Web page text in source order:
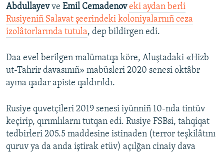
Abdullayevve Emil Cemadenov eki aydan berli
Rusiyeniñ Salavat şeerindeki koloniyalarnıñ ceza
izolâtorlarında tutula, dep bildirgen edi.
Daa evel berilgen malümatqa köre, Aluştadaki «Hizb
ut-Tahrir davasınıñ» mabüsleri 2020 senesi oktâbr
ayına qadar apiste qaldırıldı.
Rusiye quvetçileri 2019 senesi iyünniñ 10-nda tintüv
keçirip, qırımlılarnı tutqan edi. Rusiye FSBsi, tahqiqat
tedbirleri 205.5 maddesine istinaden (terror teşkilâtını
quruv ya da anda iştirak etüv) açılğan cinaiy dava